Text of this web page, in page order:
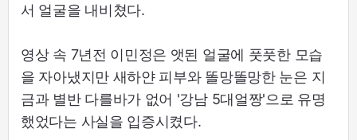
서 얼굴을 내비쳤다.
영상 속 7년전 이민정은 앳된 얼굴에 풋풋한 모습
을 자아냈지만 새하얀 피부와 똘망똘망한 눈은 지
금과 별반 다를바가 없어 '강남 5대얼짱'으로 유명
했었다는 사실을 입증시켰다.